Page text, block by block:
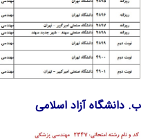
ب. دانشگاه آزاد اﺳﻼمی